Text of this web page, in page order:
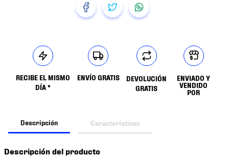
RECIBE EL MISMO
DÍA *
ENVÍO GRATIS
DEVOLUCIÓN
GRATIS
ENVIADO Y
VENDIDO
POR
Descripción Características
Descripción del producto